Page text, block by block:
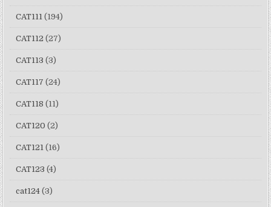
CAT111 (194)
CAT112 (27)
CAT113 (3)
CAT117 (24)
CAT118 (11)
CAT120 (2)
CAT121 (16)
CAT123 (4)
cat124 (3)